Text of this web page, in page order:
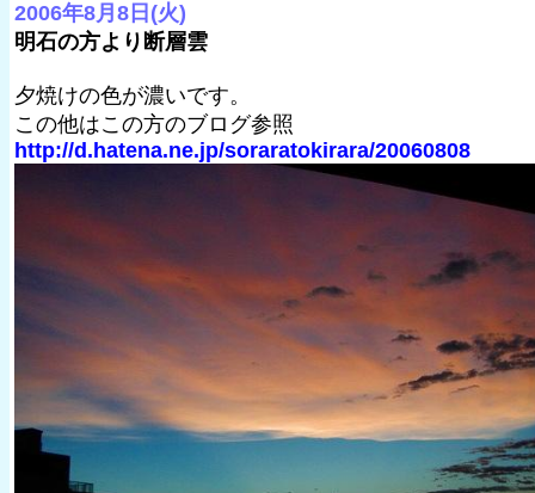
2006年8月8日(火)
明石の方より断層雲
夕焼けの色が濃いです。
この他はこの方のブログ参照
http://d.hatena.ne.jp/soraratokirara/20060808